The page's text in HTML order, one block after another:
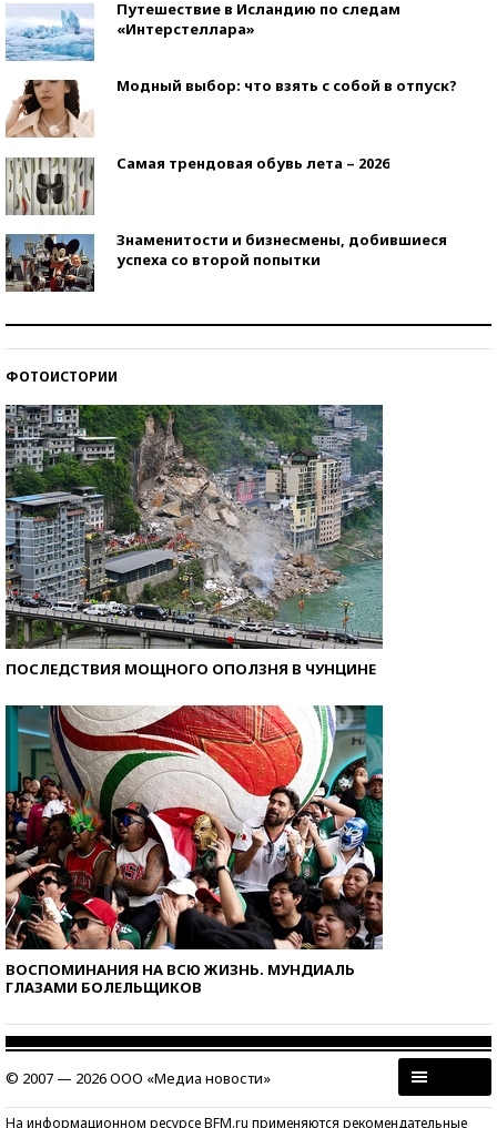
Путешествие в Исландию по следам
«Интерстеллара»
Модный выбор: что взять с собой в отпуск?
Самая трендовая обувь лета – 2026
Знаменитости и бизнесмены, добившиеся
успеха со второй попытки
ФОТОИСТОРИИ
ПОСЛЕДСТВИЯ МОЩНОГО ОПОЛЗНЯ В ЧУНЦИНЕ
ВОСПОМИНАНИЯ НА ВСЮ ЖИЗНЬ. МУНДИАЛЬ
ГЛАЗАМИ БОЛЕЛЬЩИКОВ
© 2007 — 2026 ООО «Медиа новости»
На информационном ресурсе BFM.ru применяются рекомендательные